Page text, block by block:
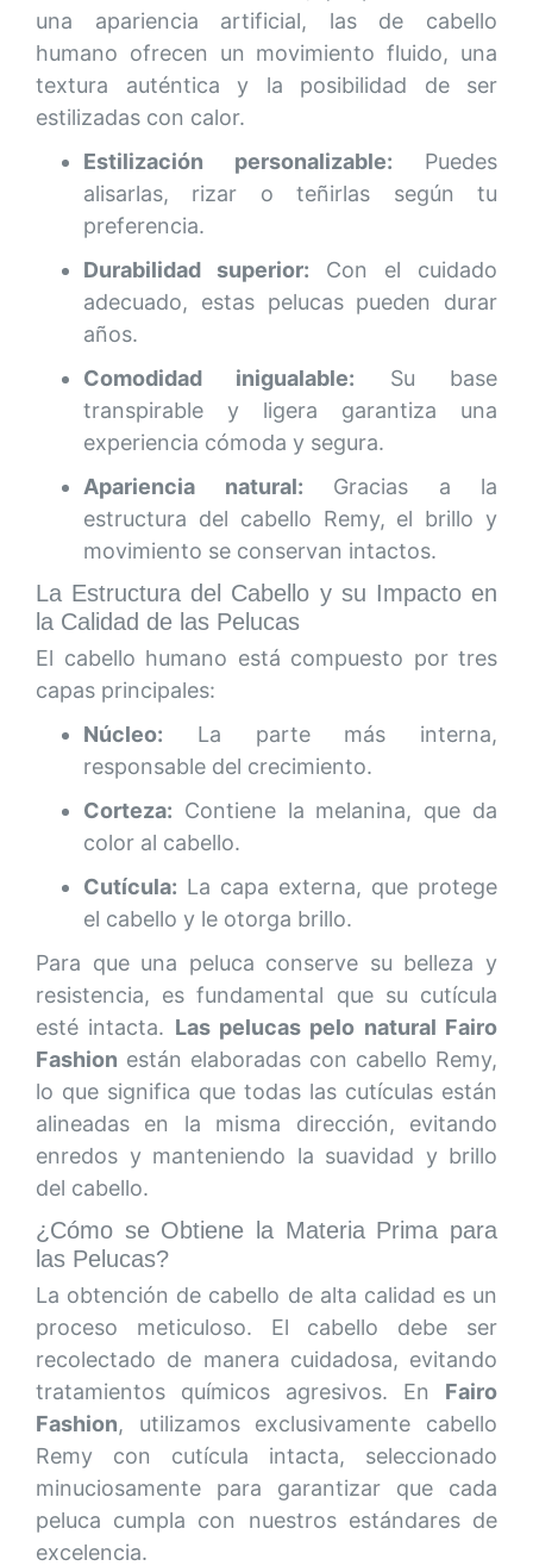
una apariencia artificial, las de cabello
humano ofrecen un movimiento fluido, una
textura auténtica y la posibilidad de ser
estilizadas con calor.
Estilización personalizable: Puedes
alisarlas, rizar o teñirlas según tu
preferencia.
Durabilidad superior: Con el cuidado
adecuado, estas pelucas pueden durar
años.
Comodidad inigualable: Su base
transpirable y ligera garantiza una
experiencia cómoda y segura.
Apariencia natural: Gracias a la
estructura del cabello Remy, el brillo y
movimiento se conservan intactos.
La Estructura del Cabello y su Impacto en
la Calidad de las Pelucas
El cabello humano está compuesto por tres
capas principales:
Núcleo: La parte más interna,
responsable del crecimiento.
Corteza: Contiene la melanina, que da
color al cabello.
Cutícula: La capa externa, que protege
el cabello y le otorga brillo.
Para que una peluca conserve su belleza y
resistencia, es fundamental que su cutícula
esté intacta. Las pelucas pelo natural Fairo
Fashion están elaboradas con cabello Remy,
lo que significa que todas las cutículas están
alineadas en la misma dirección, evitando
enredos y manteniendo la suavidad y brillo
del cabello.
¿Cómo se Obtiene la Materia Prima para
las Pelucas?
La obtención de cabello de alta calidad es un
proceso meticuloso. El cabello debe ser
recolectado de manera cuidadosa, evitando
tratamientos químicos agresivos. En Fairo
Fashion, utilizamos exclusivamente cabello
Remy con cutícula intacta, seleccionado
minuciosamente para garantizar que cada
peluca cumpla con nuestros estándares de
excelencia.